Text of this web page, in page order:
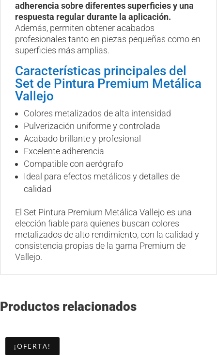
adherencia sobre diferentes superficies y una
respuesta regular durante la aplicación.
Además, permiten obtener acabados
profesionales tanto en piezas pequeñas como en
superficies más amplias.
Características principales del
Set de Pintura Premium Metálica
Vallejo
Colores metalizados de alta intensidad
Pulverización uniforme y controlada
Acabado brillante y profesional
Excelente adherencia
Compatible con aerógrafo
Ideal para efectos metálicos y detalles de
calidad
El Set Pintura Premium Metálica Vallejo es una
elección fiable para quienes buscan colores
metalizados de alto rendimiento, con la calidad y
consistencia propias de la gama Premium de
Vallejo.
Productos relacionados
¡OFERTA!